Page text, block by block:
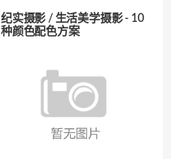
纪实摄影 / 生活美学摄影 - 10
种颜色配色方案